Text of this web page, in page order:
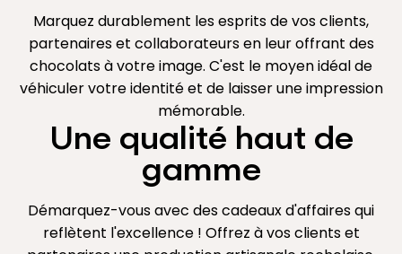
Marquez durablement les esprits de vos clients,
partenaires et collaborateurs en leur offrant des
chocolats à votre image. C'est le moyen idéal de
véhiculer votre identité et de laisser une impression
mémorable.
Une qualité haut de
gamme
Démarquez-vous avec des cadeaux d'affaires qui
reflètent l'excellence ! Offrez à vos clients et